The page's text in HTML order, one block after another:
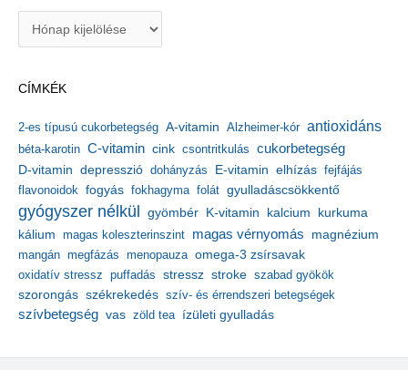
í
u
m
CÍMKÉK
2-es típusú cukorbetegség A-vitamin Alzheimer-kór antioxidáns
béta-karotin C-vitamin cink csontritkulás cukorbetegség
D-vitamin depresszió dohányzás E-vitamin elhízás fejfájás
flavonoidok fogyás fokhagyma folát gyulladáscsökkentő
gyógyszer nélkül gyömbér K-vitamin kalcium kurkuma
kálium magas koleszterinszint magas vérnyomás magnézium
mangán megfázás menopauza omega-3 zsírsavak
oxidatív stressz puffadás stressz stroke szabad gyökök
szorongás székrekedés szív- és érrendszeri betegségek
szívbetegség vas zöld tea ízületi gyulladás